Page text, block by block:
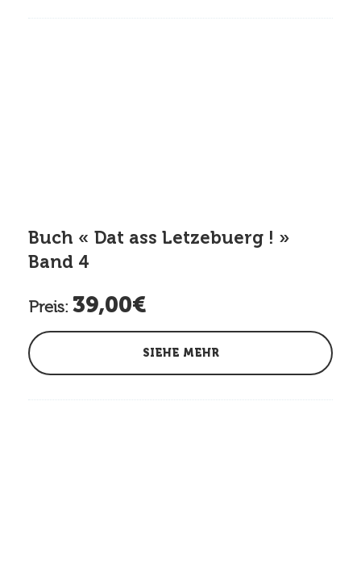
Buch « Dat ass Letzebuerg ! »
Band 4
Preis: 39,00€
SIEHE MEHR